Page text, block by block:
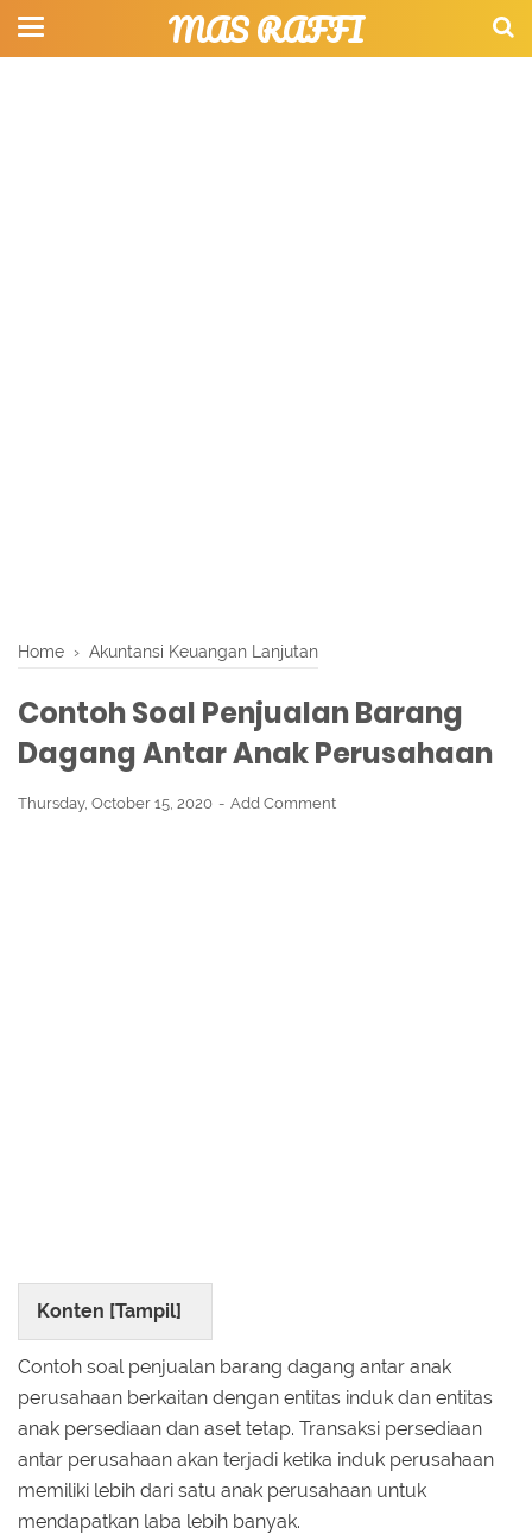
MAS RAFFI
Home › Akuntansi Keuangan Lanjutan
Contoh Soal Penjualan Barang
Dagang Antar Anak Perusahaan
Thursday, October 15, 2020 Add Comment
Konten [Tampil]
Contoh soal penjualan barang dagang antar anak
perusahaan berkaitan dengan entitas induk dan entitas
anak persediaan dan aset tetap. Transaksi persediaan
antar perusahaan akan terjadi ketika induk perusahaan
memiliki lebih dari satu anak perusahaan untuk
mendapatkan laba lebih banyak.